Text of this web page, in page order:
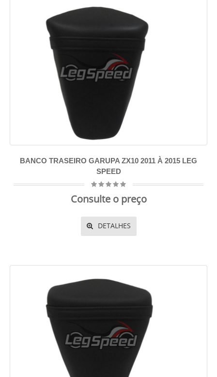
BANCO TRASEIRO GARUPA ZX10 2011 À 2015 LEG
SPEED
Consulte o preço
DETALHES